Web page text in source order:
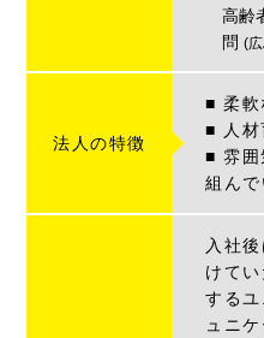
高齢
問(
法人の特徴
■ 柔軟
■ 人材
■ 雰囲
組んで
入社
けて
するユ
ュニ